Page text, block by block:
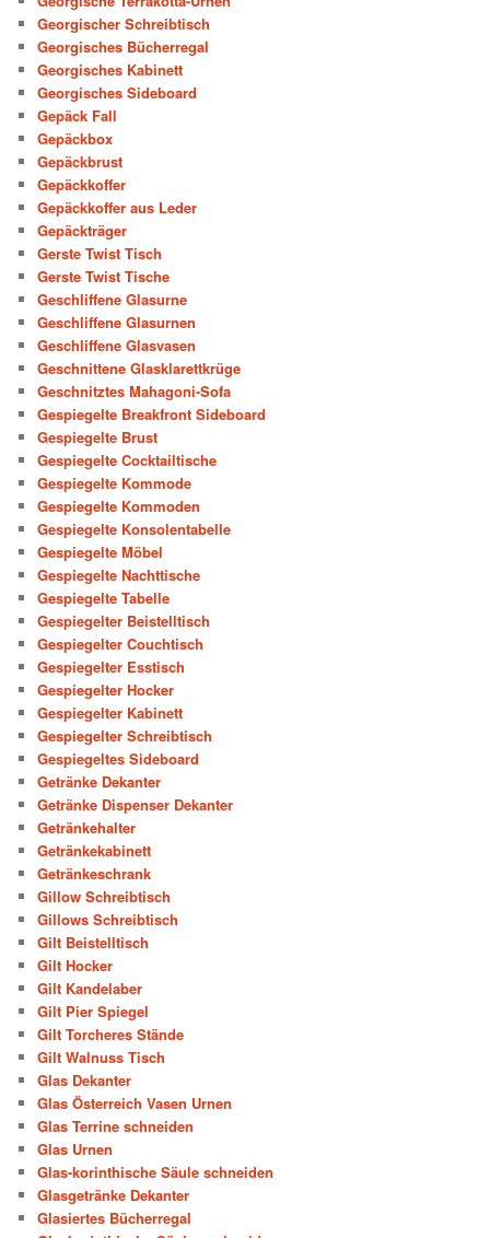
Georgischer Schreibtisch
Georgisches Bücherregal
Georgisches Kabinett
Georgisches Sideboard
Gepäck Fall
Gepäckbox
Gepäckbrust
Gepäckkoffer
Gepäckkoffer aus Leder
Gepäckträger
Gerste Twist Tisch
Gerste Twist Tische
Geschliffene Glasurne
Geschliffene Glasurnen
Geschliffene Glasvasen
Geschnittene Glasklarettkrüge
Geschnitztes Mahagoni-Sofa
Gespiegelte Breakfront Sideboard
Gespiegelte Brust
Gespiegelte Cocktailtische
Gespiegelte Kommode
Gespiegelte Kommoden
Gespiegelte Konsolentabelle
Gespiegelte Möbel
Gespiegelte Nachttische
Gespiegelte Tabelle
Gespiegelter Beistelltisch
Gespiegelter Couchtisch
Gespiegelter Esstisch
Gespiegelter Hocker
Gespiegelter Kabinett
Gespiegelter Schreibtisch
Gespiegeltes Sideboard
Getränke Dekanter
Getränke Dispenser Dekanter
Getränkehalter
Getränkekabinett
Getränkeschrank
Gillow Schreibtisch
Gillows Schreibtisch
Gilt Beistelltisch
Gilt Hocker
Gilt Kandelaber
Gilt Pier Spiegel
Gilt Torcheres Stände
Gilt Walnuss Tisch
Glas Dekanter
Glas Österreich Vasen Urnen
Glas Terrine schneiden
Glas Urnen
Glas-korinthische Säule schneiden
Glasgetränke Dekanter
Glasiertes Bücherregal